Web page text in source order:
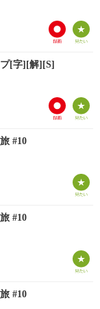
[字][解][S]
#10
#10
#10